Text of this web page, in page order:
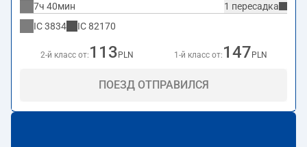
1 пересадка
7ч 40мин
IC3834 IC82170
2-й класс от: 113 PLN 1-й класс от: 147 PLN
ПОЕЗД ОТПРАВИЛСЯ